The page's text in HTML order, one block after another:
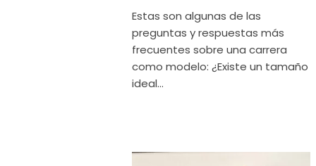
Estas son algunas de las
preguntas y respuestas más
frecuentes sobre una carrera
como modelo: ¿Existe un tamaño
ideal...